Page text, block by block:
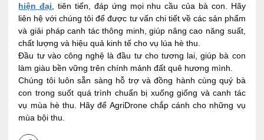
hiện đại , tiên tiến, đáp ứng mọi nhu cầu của bà con. Hãy
liên hệ với chúng tôi để được tư vấn chi tiết về các sản phẩm
và giải pháp canh tác thông minh, giúp nâng cao năng suất,
chất lượng và hiệu quả kinh tế cho vụ lúa hè thu.
Đầu tư vào công nghệ là đầu tư cho tương lai, giúp bà con
làm giàu bền vững trên chính mảnh đất quê hương mình.
Chúng tôi luôn sẵn sàng hỗ trợ và đồng hành cùng quý bà
con trong suốt quá trình chuẩn bị xuống giống và canh tác
vụ mùa hè thu. Hãy để AgriDrone chắp cánh cho những vụ
mùa bội thu.